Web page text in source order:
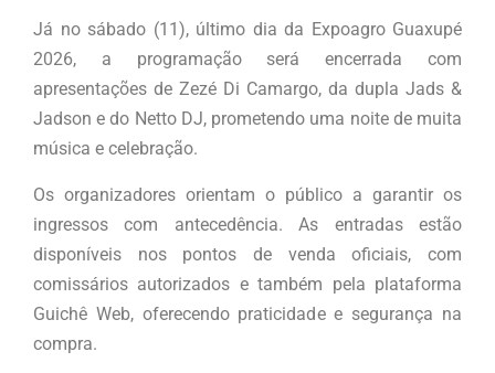
Já no sábado (11), último dia da Expoagro Guaxupé
2026, a programação será encerrada com
apresentações de Zezé Di Camargo, da dupla Jads &
Jadson e do Netto DJ, prometendo uma noite de muita
música e celebração.
Os organizadores orientam o público a garantir os
ingressos com antecedência. As entradas estão
disponíveis nos pontos de venda oficiais, com
comissários autorizados e também pela plataforma
Guichê Web, oferecendo praticidade e segurança na
compra.